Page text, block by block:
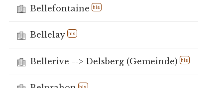
Bellefontaine hls
Bellelay hls
Bellerive --> Delsberg (Gemeinde) hls
hls